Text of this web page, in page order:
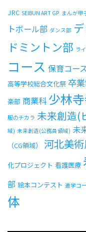
JRC SEIBUN ART GP まんが甲
トボール部 ダンス部
ドミントン部 ラ
コース 保育コー
高等学校総合文化祭 卒
楽部 商業科 少林
服のチカラ 未来創造(
域) 未来創造(公務員領域) 未
（CG領域）
河北美
化プロジェクト 看護医療
部 絵本コンテスト 進学コ
体